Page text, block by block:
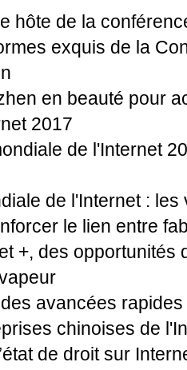
hôte de la
exquis de la
en beauté pour
2017
de l'Internet
de l'Internet :
le lien entre
+, des opportunités
avancées
chinoises de
de droit sur